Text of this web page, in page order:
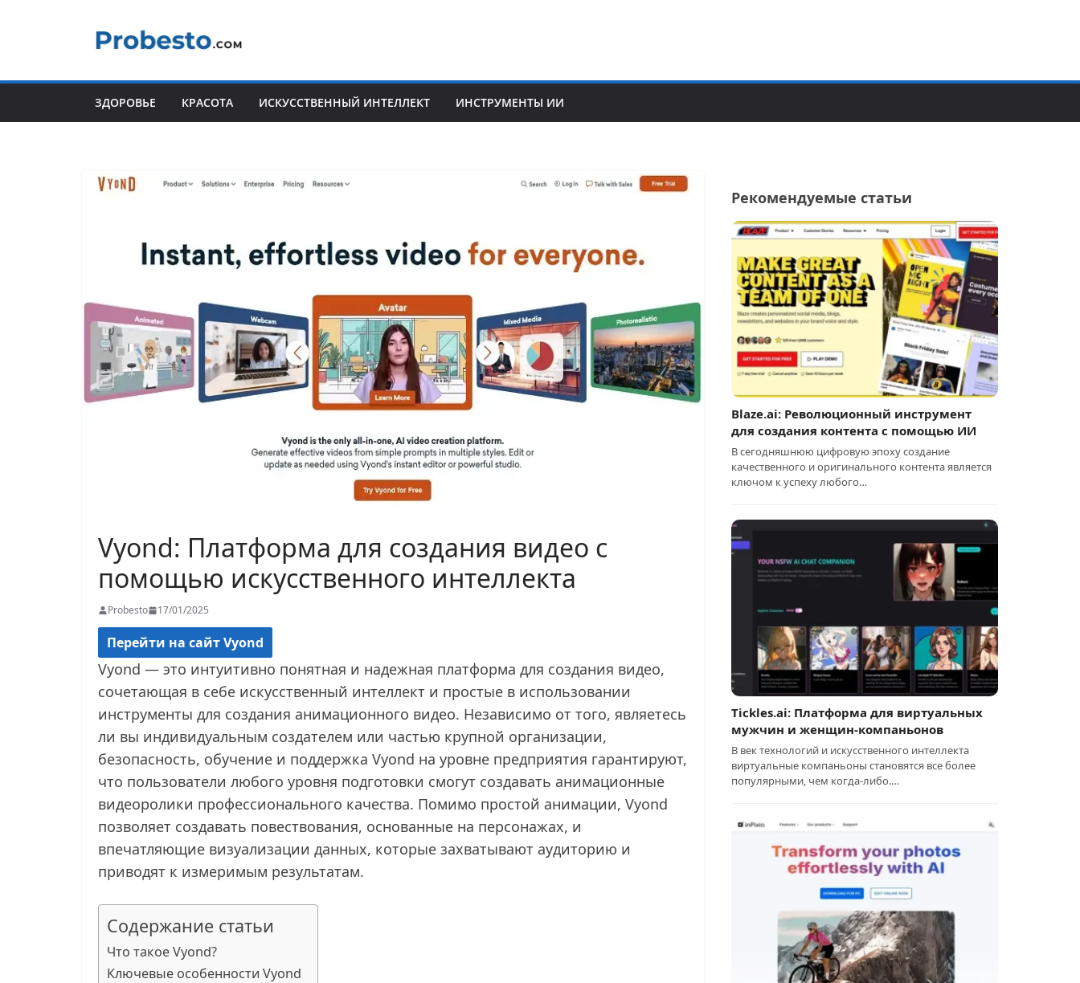
содержимому
ЗДОРОВЬЕ КРАСОТА ИСКУССТВЕННЫЙ ИНТЕЛЛЕКТ ИНСТРУМЕНТЫ ИИ
Vyond: Платформа для создания видео с
помощью искусственного интеллекта
Probesto 17/01/2025
Перейти на сайт Vyond
Vyond — это интуитивно понятная и надежная платформа для создания видео,
сочетающая в себе искусственный интеллект и простые в использовании
инструменты для создания анимационного видео. Независимо от того, являетесь
ли вы индивидуальным создателем или частью крупной организации,
безопасность, обучение и поддержка Vyond на уровне предприятия гарантируют,
что пользователи любого уровня подготовки смогут создавать анимационные
видеоролики профессионального качества. Помимо простой анимации, Vyond
позволяет создавать повествования, основанные на персонажах, и
впечатляющие визуализации данных, которые захватывают аудиторию и
приводят к измеримым результатам.
Содержание статьи
Что такое Vyond?
Ключевые особенности Vyond
Рекомендуемые статьи
Blaze.ai: Революционный инструмент
для создания контента с помощью ИИ
В сегодняшнюю цифровую эпоху создание
качественного и оригинального контента является
ключом к успеху любого…
Tickles.ai: Платформа для виртуальных
мужчин и женщин-компаньонов
В век технологий и искусственного интеллекта
виртуальные компаньоны становятся все более
популярными, чем когда-либо.…